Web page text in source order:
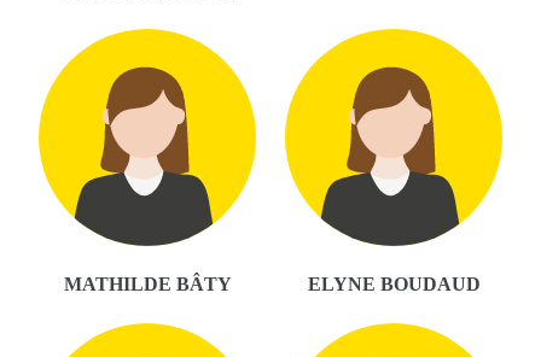
MATHILDE BÂTY ELYNE BOUDAUD